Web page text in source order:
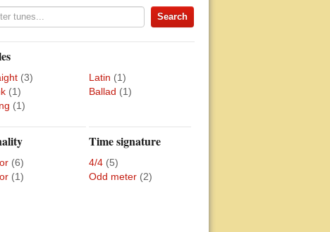
(3) Latin (1)
(1) Ballad (1)
(1)
(6)
(1)
Time signature
4/4 (5)
Odd meter (2)